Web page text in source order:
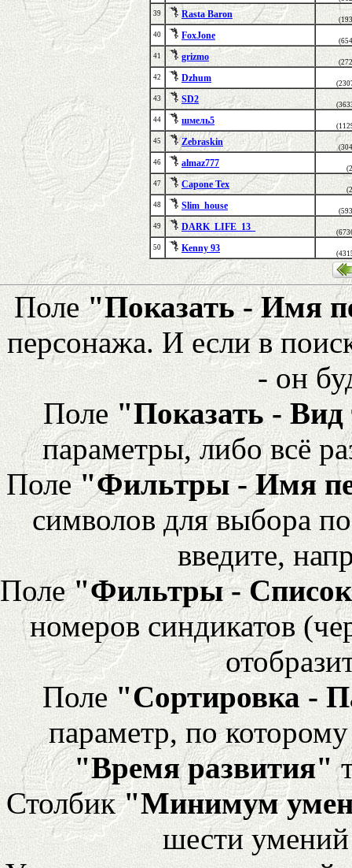
39
Rasta Baron
40
FoxJone
41
grizmo
42
Dzhum
43
SD2
44
шмель5
45
Zebraskin
46
almaz777
47
Capone Tex
48
Slim_house
49
DARK_LIFE_13_
50
Kenny 93
Поле"Показать - Имя
персонажа. И если в
- он
Поле "Показать -
параметры, либо всё
Поле"Фильтры - Имя
символов для выбора
введите,
Поле"Фильтры - Список
номеров синдикатов
Поле "Сортировка -
параметр, по
"Время развития"
Столбик"Минимум
шести